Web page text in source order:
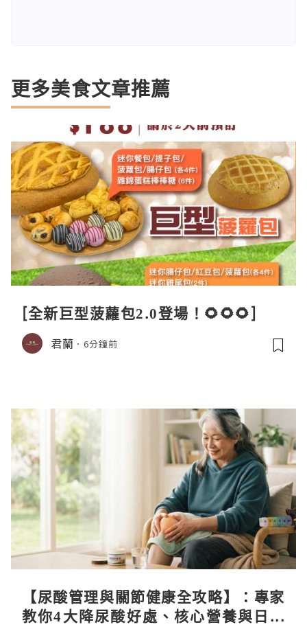
更多美食文章推薦
[全新巨型菠蘿包2.0登場！🌻🌻🌻]
君蘭 6分鐘前
【尿酸管理與關節健康全攻略】：專家
教你4大降尿酸好處、核心營養與日常